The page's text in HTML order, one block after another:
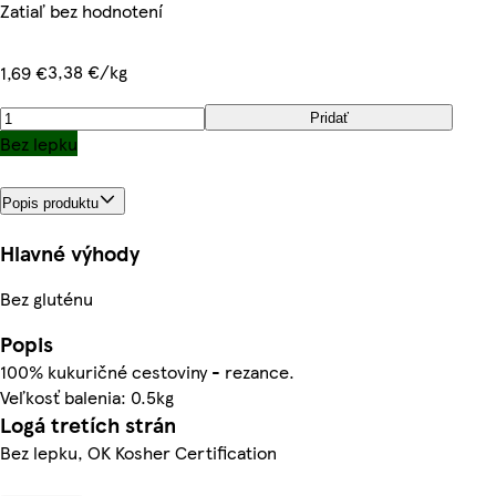
Zatiaľ bez hodnotení
1,69 €3,38 €/kg
Pridať
Bez lepku
Popis produktu
Hlavné výhody
Bez gluténu
Popis
100% kukuričné cestoviny - rezance.
Veľkosť balenia: 0.5kg
Logá tretích strán
Bez lepku, OK Kosher Certification